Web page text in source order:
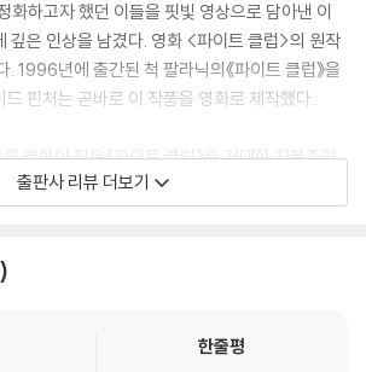
하고자 했던 이들을 핏빛 영상으로 담아낸 이
깊은 인상을 남겼다. 영화 <파이트 클럽>의 원작
1996년에 출간된 척 팔라닉의《파이트 클럽》을
핀처는 곧바로 이 작품을 영화로 제작했다.
경향이 짙은《파이트 클럽》은 거대한 자본주의
머물 수밖에 없는 평범한 이들에게 하나의 해방구
여“모든 것을 부숴버리고 인생의 밑바닥까지 가
었다. 자기 파괴에서 시작한 폭력은 문명의 파
리 성서로 추앙받고 있는 이 작품은, 자기 파괴와
출판사 리뷰 더보기
한줄평